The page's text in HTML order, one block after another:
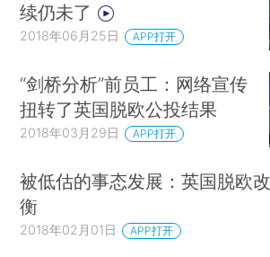
续仍未了
2018年06月25日 APP打开
“剑桥分析”前员工：网络宣传
扭转了英国脱欧公投结果
2018年03月29日 APP打开
被低估的事态发展：英国脱欧
衡
2018年02月01日 APP打开